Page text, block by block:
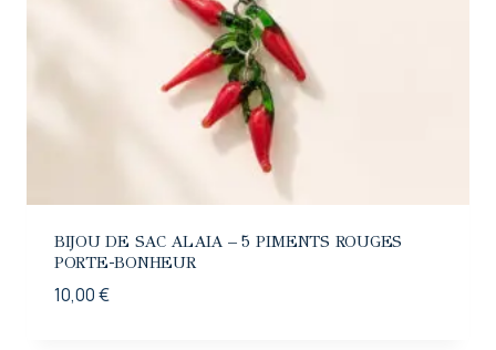
BIJOU DE SAC ALAIA – 5 PIMENTS ROUGES
PORTE-BONHEUR
10,00€